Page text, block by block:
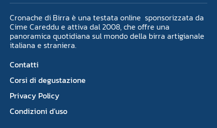
Cronache di Birra è una testata online sponsorizzata da
Cime Careddu e attiva dal 2008, che offre una
panoramica quotidiana sul mondo della birra artigianale
italiana e straniera.
Contatti
Corsi di degustazione
Privacy Policy
Condizioni d’uso